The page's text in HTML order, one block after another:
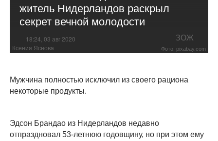
житель Нидерландов раскрыл
секрет вечной молодости
18:24, 03 авг 2020 ЗОЖ
Ксения Яснова Фото: pixabay.com
Мужчина полностью исключил из своего рациона
некоторые продукты.
Эдсон Брандао из Нидерландов недавно
отпраздновал 53-летнюю годовщину, но при этом ему